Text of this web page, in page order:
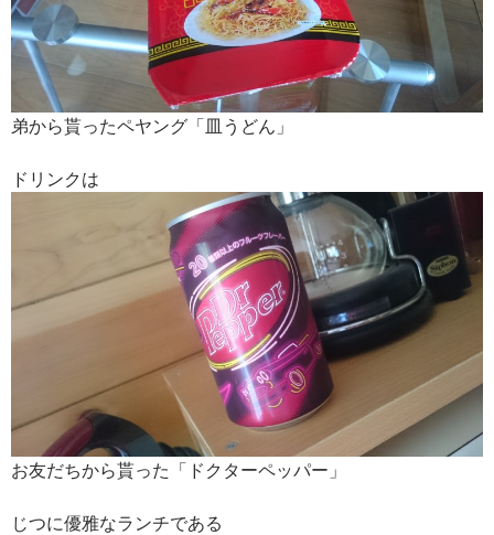
弟から貰ったペヤング「皿うどん」
ドリンクは
お友だちから貰った「ドクターペッパー」
じつに優雅なランチである